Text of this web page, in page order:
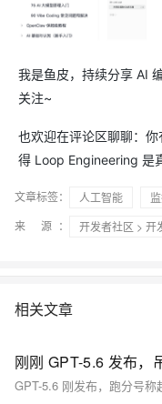
我是鱼皮，持续分享 AI
关注~
也欢迎在评论区聊聊：
得 Loop Engineering 是
文章标签： 人工智能
来 源：
开发者社区 > 开
相关文章